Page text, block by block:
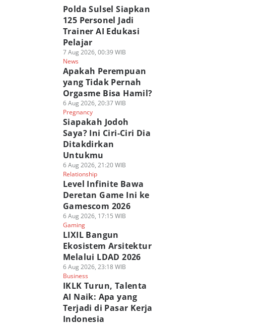
Polda Sulsel Siapkan
125 Personel Jadi
Trainer AI Edukasi
Pelajar
7 Aug 2026, 00:39 WIB
News
Apakah Perempuan
yang Tidak Pernah
Orgasme Bisa Hamil?
6 Aug 2026, 20:37 WIB
Pregnancy
Siapakah Jodoh
Saya? Ini Ciri-Ciri Dia
Ditakdirkan
Untukmu
6 Aug 2026, 21:20 WIB
Relationship
Level Infinite Bawa
Deretan Game Ini ke
Gamescom 2026
6 Aug 2026, 17:15 WIB
Gaming
LIXIL Bangun
Ekosistem Arsitektur
Melalui LDAD 2026
6 Aug 2026, 23:18 WIB
Business
IKLK Turun, Talenta
AI Naik: Apa yang
Terjadi di Pasar Kerja
Indonesia